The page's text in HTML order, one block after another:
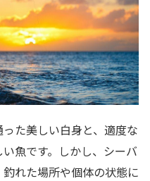
た美しい白身と、適度な
魚です。しかし、シーバ
れた場所や個体の状態に